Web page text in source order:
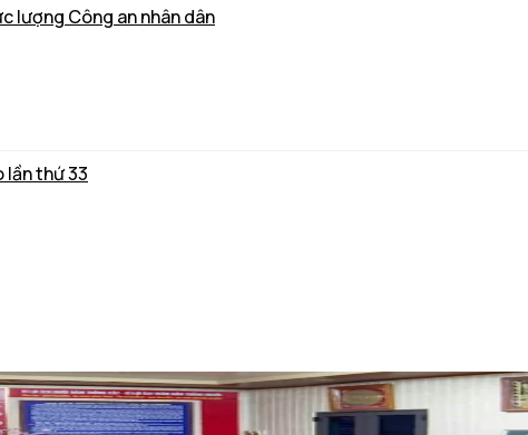
lượng Công an nhân dân
lần thứ 33